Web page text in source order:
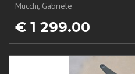
Mucchi, Gabriele
€ 1 299.00